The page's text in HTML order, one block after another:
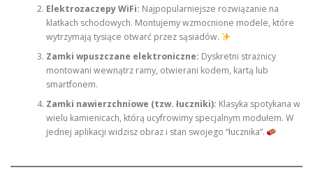
Elektrozaczepy WiFi: Najpopularniejsze rozwiązanie na
klatkach schodowych. Montujemy wzmocnione modele, które
wytrzymają tysiące otwarć przez sąsiadów.
Zamki wpuszczane elektroniczne: Dyskretni strażnicy
montowani wewnątrz ramy, otwierani kodem, kartą lub
smartfonem.
Zamki nawierzchniowe (tzw. łuczniki): Klasyka spotykana w
wielu kamienicach, którą ucyfrowimy specjalnym modułem. W
jednej aplikacji widzisz obraz i stan swojego “łucznika”.